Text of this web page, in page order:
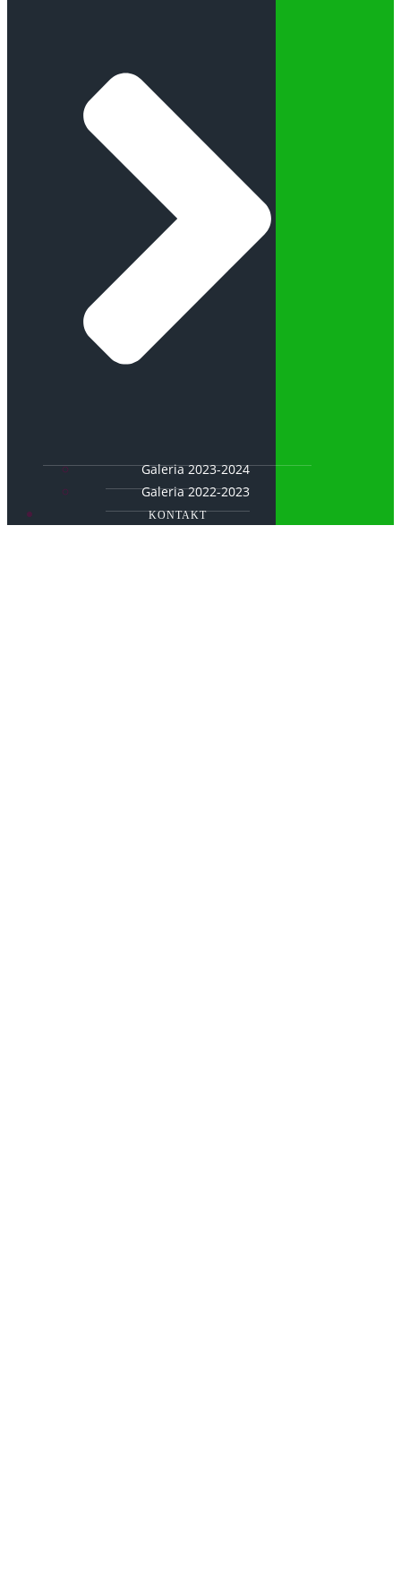
Galeria 2023-2024
Galeria 2022-2023
KONTAKT